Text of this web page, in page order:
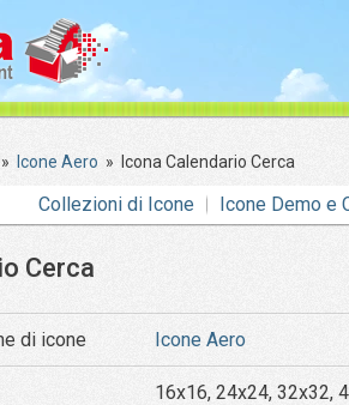
» Icone Aero » Icona Calendario Cerca
Collezioni di Icone Icone Demo e
Cerca
di icone Icone Aero
16x16, 24x24, 32x32,